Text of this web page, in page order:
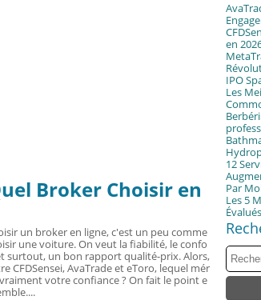
Broker Choisir en
un broker en ligne, c'est un peu comme
une voiture. On veut la fiabilité, le confo
surtout, un bon rapport qualité-prix. Alors,
CFDSensei, AvaTrade et eToro, lequel mér
votre confiance ? On fait le point e
en
IPO
Les
12
Par
Les 5